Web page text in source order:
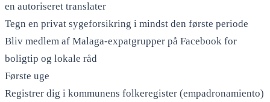
en autoriseret translater
Tegn en privat sygeforsikring i mindst den første periode
Bliv medlem af Malaga-expatgrupper på Facebook for
boligtip og lokale råd
Første uge
Registrer dig i kommunens folkeregister (empadronamiento)